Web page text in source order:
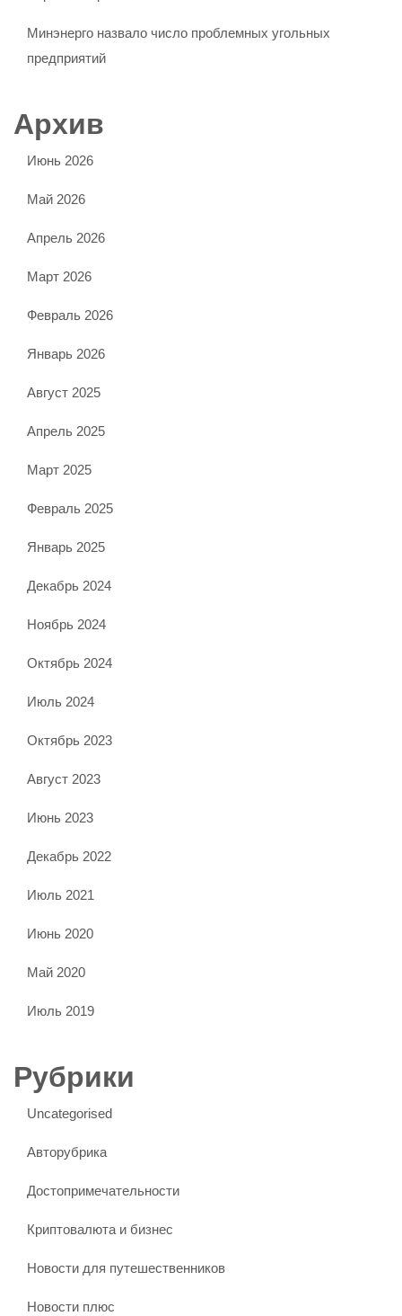
Минэнерго назвало число проблемных угольных
предприятий
Архив
Июнь 2026
Май 2026
Апрель 2026
Март 2026
Февраль 2026
Январь 2026
Август 2025
Апрель 2025
Март 2025
Февраль 2025
Январь 2025
Декабрь 2024
Ноябрь 2024
Октябрь 2024
Июль 2024
Октябрь 2023
Август 2023
Июнь 2023
Декабрь 2022
Июль 2021
Июнь 2020
Май 2020
Июль 2019
Рубрики
Uncategorised
Авторубрика
Достопримечательности
Криптовалюта и бизнес
Новости для путешественников
Новости плюс